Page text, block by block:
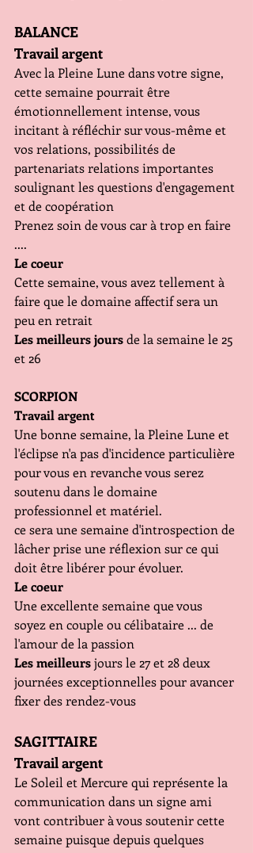
BALANCE
Travail argent
Avec la Pleine Lune dans votre signe,
cette semaine pourrait être
émotionnellement intense, vous
incitant à réfléchir sur vous-même et
vos relations, possibilités de
partenariats relations importantes
soulignant les questions d'engagement
et de coopération
Prenez soin de vous car à trop en faire
....
Le coeur
Cette semaine, vous avez tellement à
faire que le domaine affectif sera un
peu en retrait
Les meilleurs jours de la semaine le 25
et 26
SCORPION
Travail argent
Une bonne semaine, la Pleine Lune et
l'éclipse n'a pas d'incidence particulière
pour vous en revanche vous serez
soutenu dans le domaine
professionnel et matériel.
ce sera une semaine d'introspection de
lâcher prise une réflexion sur ce qui
doit être libérer pour évoluer.
Le coeur
Une excellente semaine que vous
soyez en couple ou célibataire ... de
l'amour de la passion
Les meilleurs jours le 27 et 28 deux
journées exceptionnelles pour avancer
fixer des rendez-vous
SAGITTAIRE
Travail argent
Le Soleil et Mercure qui représente la
communication dans un signe ami
vont contribuer à vous soutenir cette
semaine puisque depuis quelques